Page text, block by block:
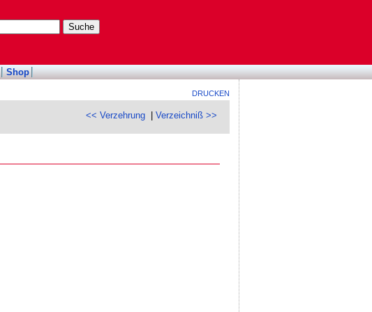
Shop
DRUCKEN
<< Verzehrung |Verzeichniß >>